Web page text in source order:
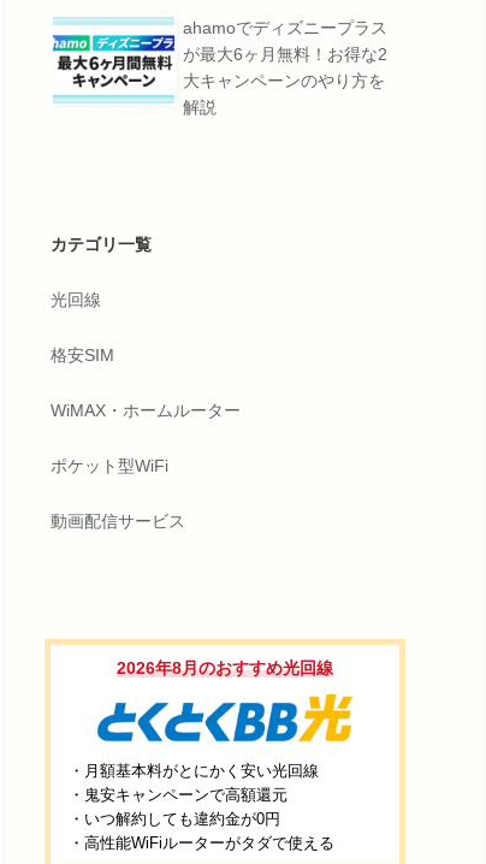
ahamoでディズニープラス
が最大6ヶ月無料！お得な2
大キャンペーンのやり方を
解説
カテゴリ一覧
光回線
格安SIM
WiMAX・ホームルーター
ポケット型WiFi
動画配信サービス
2026年8月のおすすめ光回線
・月額基本料がとにかく安い光回線
・鬼安キャンペーンで高額還元
・いつ解約しても違約金が0円
・高性能WiFiルーターがタダで使える